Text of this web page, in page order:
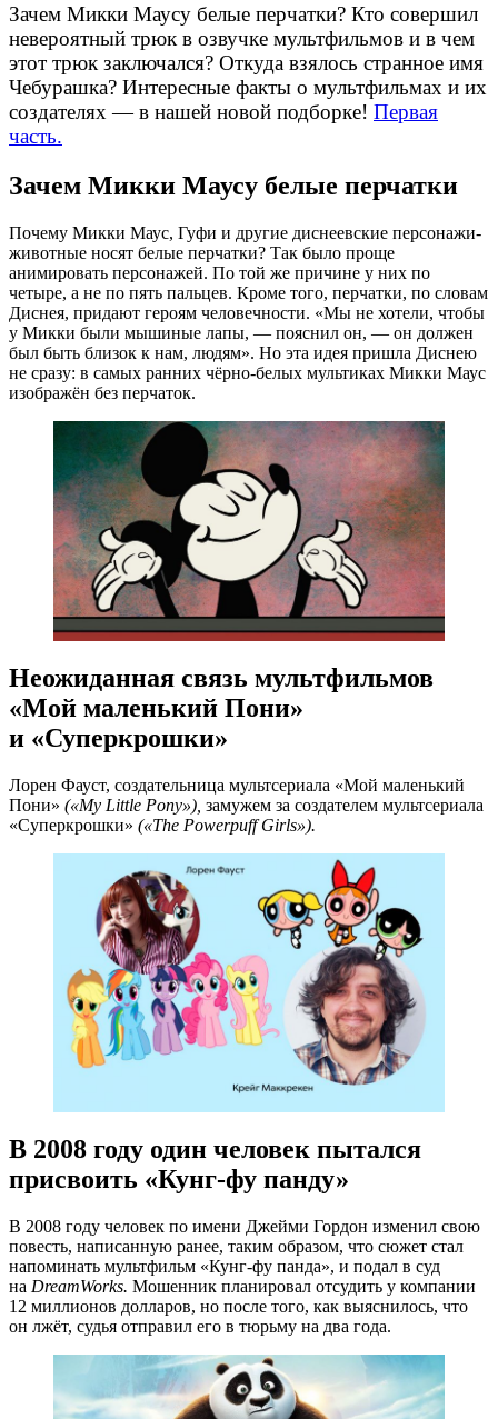
Зачем Микки Маусу белые перчатки? Кто совершил
невероятный трюк в озвучке мультфильмов и в чем
этот трюк заключался? Откуда взялось странное имя
Чебурашка? Интересные факты о мультфильмах и их
создателях — в нашей новой подборке! Первая
часть.
Зачем Микки Маусу белые перчатки
Почему Микки Маус, Гуфи и другие диснеевские персонажи-
животные носят белые перчатки? Так было проще
анимировать персонажей. По той же причине у них по
четыре, а не по пять пальцев. Кроме того, перчатки, по словам
Диснея, придают героям человечности. «Мы не хотели, чтобы
у Микки были мышиные лапы, — пояснил он, — он должен
был быть близок к нам, людям». Но эта идея пришла Диснею
не сразу: в самых ранних чёрно-белых мультиках Микки Маус
изображён без перчаток.
Неожиданная связь мультфильмов
«Мой маленький Пони»
и «Суперкрошки»
Лорен Фауст, создательница мультсериала «Мой маленький
Пони» («My Little Pony»), замужем за создателем мультсериала
«Суперкрошки» («The Powerpuff Girls»).
В 2008 году один человек пытался
присвоить «Кунг-фу панду»
В 2008 году человек по имени Джейми Гордон изменил свою
повесть, написанную ранее, таким образом, что сюжет стал
напоминать мультфильм «Кунг-фу панда», и подал в суд
на DreamWorks. Мошенник планировал отсудить у компании
12 миллионов долларов, но после того, как выяснилось, что
он лжёт, судья отправил его в тюрьму на два года.